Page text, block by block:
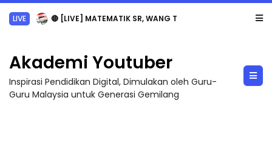
LIVE 🔴 [LIVE] MATEMATIK SR, WANG TAHUN 6 OLEH CIKGU ANITA #ALLINONE #141 #...
Akademi Youtuber
Inspirasi Pendidikan Digital, Dimulakan oleh Guru-
Guru Malaysia untuk Generasi Gemilang